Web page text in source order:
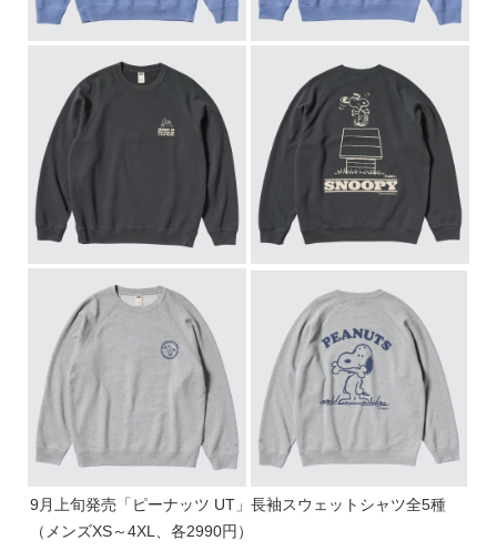
9月上旬発売「ピーナッツ UT」長袖スウェットシャツ全5種
（メンズXS～4XL、各2990円）